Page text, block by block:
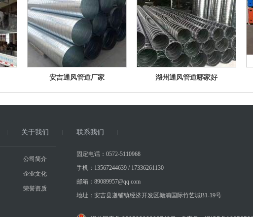
安吉通风管道厂家 湖州通风管道哪家好
关于我们 联系我们
公司简介
企业文化
荣誉资质
固定电话：0572-5110968
手机：13567244639 / 17336261130
邮箱：89089957@qq.com
地址：安吉县递铺镇经济开发区塘浦国际竹艺城B1-19号